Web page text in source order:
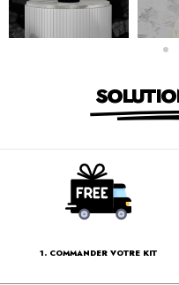
1. COMMANDER VOTRE KIT